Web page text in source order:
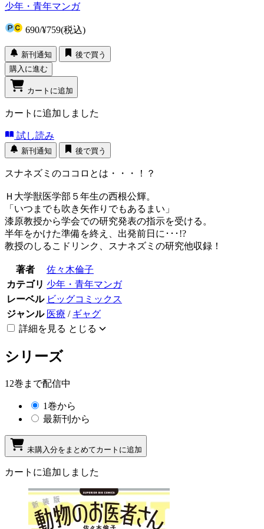
少年・青年マンガ
690/¥759(税込)
新刊通知
後で買う
購入に進む
カートに追加
カートに追加しました
試し読み
新刊通知 後で買う
スナネズミのココロとは・・・！？
Ｈ大学獣医学部５年生の西根公輝。
「いつまでも吹き矢作りでもあるまい」
漆原教授から学会での研究発表の指示を受ける。
半年をかけた準備を終え、出発前日に･･･!?
教授のしるこドリンク、スナネズミの研究他収録！
著者
佐々木倫子
カテゴリ 少年・青年マンガ
レーベル ビッグコミックス
ジャンル 医療 / ギャグ
詳細を見る とじる
シリーズ
12巻まで配信中
1巻から
最新刊から
未購入分をまとめてカートに追加
カートに追加しました